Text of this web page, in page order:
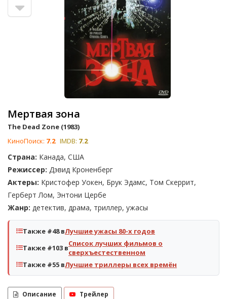
Мертвая зона
The Dead Zone (1983)
КиноПоиск: 7.2 IMDB: 7.2
Страна: Канада, США
Режиссер: Дэвид Кроненберг
Актеры: Кристофер Уокен, Брук Эдамс, Том Скеррит,
Герберт Лом, Энтони Цербе
Жанр: детектив, драма, триллер, ужасы
Также #48 вЛучшие ужасы 80-х годов
Также #103 вСписок лучших фильмов о
сверхъестественном
Также #55 вЛучшие триллеры всех времён
Описание Трейлер